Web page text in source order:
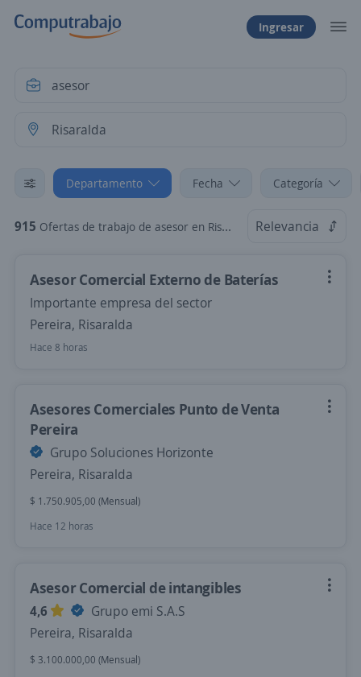
Ingresar
Departamento Fecha Categoría
915 Ofertas de trabajo de asesor en Risaralda Relevancia
Asesor Comercial Externo de Baterías
Importante empresa del sector
Pereira, Risaralda
Hace 8 horas
Asesores Comerciales Punto de Venta
Pereira
Grupo Soluciones Horizonte
Pereira, Risaralda
$ 1.750.905,00 (Mensual)
Hace 12 horas
Asesor Comercial de intangibles
4,6
Grupo emi S.A.S
Pereira, Risaralda
$ 3.100.000,00 (Mensual)